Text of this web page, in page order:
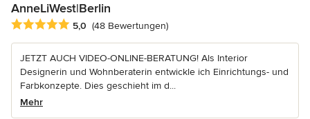
AnneLiWest|Berlin
Durchschnittliche Bewertung: 5 von 5 Sternen
5,0 (48 Bewertungen)
JETZT AUCH VIDEO-ONLINE-BERATUNG! Als Interior
Designerin und Wohnberaterin entwickle ich Einrichtungs- und
Farbkonzepte. Dies geschieht im d...
Mehr